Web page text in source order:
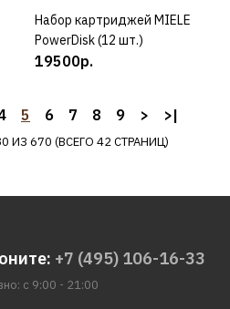
ДОБАВИТЬ К СРАВНЕНИЮ
ДОБАВИТЬ В ПОЖЕЛАНИЯ
Мультифункциональная
салфетка NODORSIL
КУПИТЬ
Набор картриджей MIELE
PowerDisk (12 шт.)
19500р.
5 6 7 8 9 > >|
ИЗ 670 (ВСЕГО 42 СТРАНИЦ)
+7 (495) 106-16-33
с 9:00 - 21:00